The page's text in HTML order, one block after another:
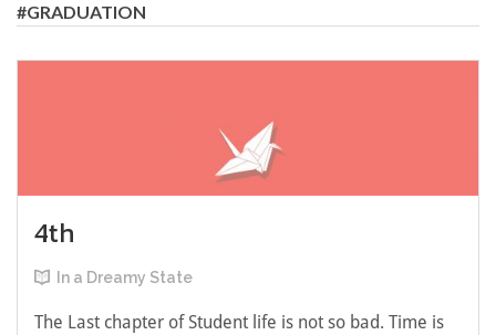
#GRADUATION
4th
In a Dreamy State
The Last chapter of Student life is not so bad. Time is